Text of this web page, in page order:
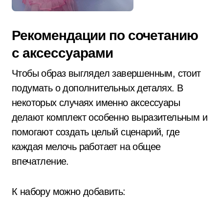
Рекомендации по сочетанию
с аксессуарами
Чтобы образ выглядел завершенным, стоит
подумать о дополнительных деталях. В
некоторых случаях именно аксессуары
делают комплект особенно выразительным и
помогают создать целый сценарий, где
каждая мелочь работает на общее
впечатление.
К набору можно добавить: